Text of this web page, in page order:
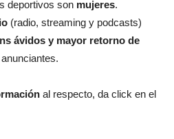
deportivos son mujeres.
(radio, streaming y podcasts)
ávidos y mayor retorno de
al respecto, da click en el